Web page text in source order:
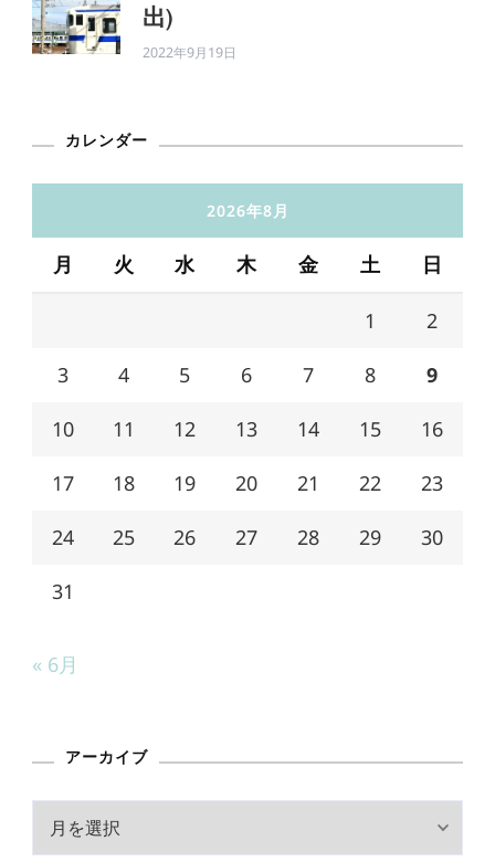
出)
2022年9月19日
カレンダー
2026年8月
月 火 水 木 金 土 日
1 2
3 4 5 6 7 8 9
10 11 12 13 14 15 16
17 18 19 20 21 22 23
24 25 26 27 28 29 30
31
« 6月
アーカイブ